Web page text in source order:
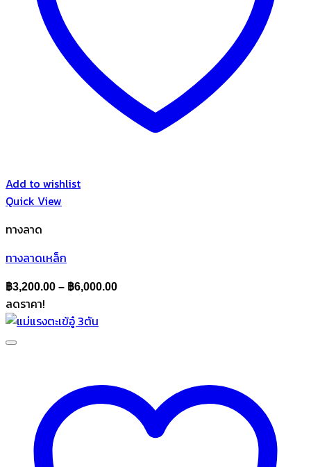
Add to wishlist
Quick View
ทางลาด
ทางลาดเหล็ก
฿3,200.00 – ฿6,000.00Price
ลดราคา!